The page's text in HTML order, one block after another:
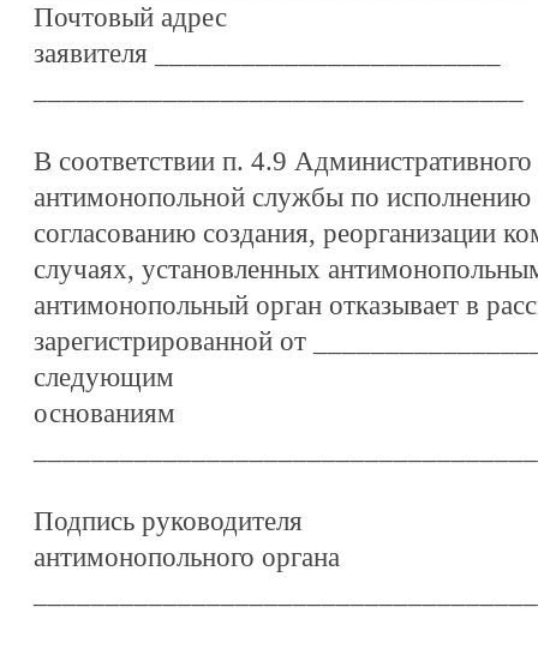
Почтовый адрес
заявителя ________________________
В соответствии п. 4.9
антимонопольной службы по исполнению
согласованию создания, реорганизации
случаях, установленных
антимонопольный орган отказывает в
зарегистрированной от
следующим
основаниям
Подпись руководителя
антимонопольного органа